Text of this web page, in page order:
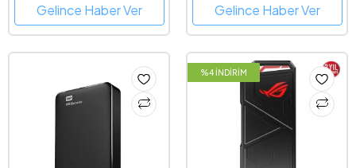
Gelince Haber Ver Gelince Haber Ver
%4 İNDİRİM